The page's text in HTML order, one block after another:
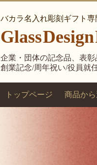
バカラ名入れ彫刻ギフト専
GlassDesign
企業・団体の記念品、表彰
創業記念/周年祝い/役員就
トップページ 商品か